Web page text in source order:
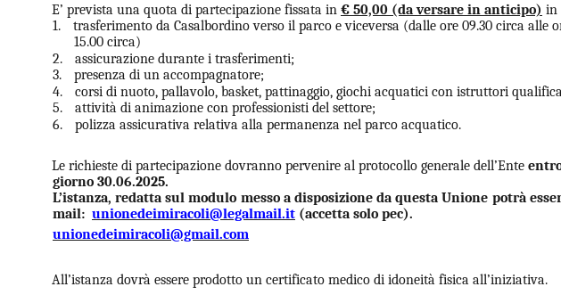
E’ prevista una quota di partecipazione fissata in € 50,00 (da versare in anticipo) in
1.
trasferimento da Casalbordino verso il parco e viceversa (dalle ore 09.30 circa alle
15.00 circa)
2.
assicurazione durante i trasferimenti;
3.
presenza di un accompagnatore;
4.
corsi di nuoto, pallavolo, basket, pattinaggio, giochi acquatici con istruttori
5.
attività di animazione con professionisti del settore;
6.
polizza assicurativa relativa alla permanenza nel parco acquatico.
Le richieste di partecipazione dovranno pervenire al protocollo generale dell’Ente
giorno 30.06.2025.
L’istanza, redatta sul modulo messo a disposizione da questa Unione potrà
mail: unionedeimiracoli@legalmail.it(accetta solo pec).
unionedeimiracoli@gmail.com
All’istanza dovrà essere prodotto un certificato medico di idoneità fisica all’iniziativa.